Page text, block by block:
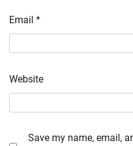
Email *
Website
Save my name, email,